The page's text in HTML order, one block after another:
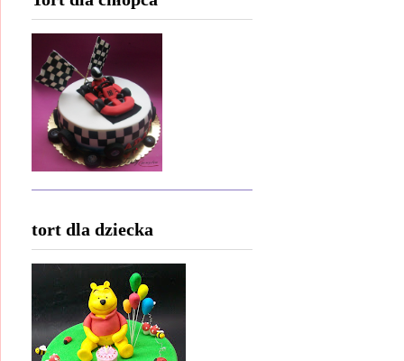
tort dla dziecka